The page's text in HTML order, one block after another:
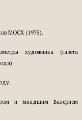
МОСХ (1975).
художника (газета
и младшим Валерием